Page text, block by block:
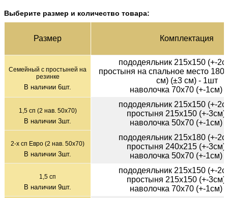
Выберите размер и количество товара:
Раз­мер Ком­плек­тация
Семейный с простыней на
резинке
В наличии 6шт.
пододеяльник 215х150 (+-
простыня на спальное место
см) (±3 см) - 1шт
наволочка 70х70 (+-1см)
1,5 сп (2 нав. 50х70)
В наличии 3шт.
пододеяльник 215х150 (+-
простыня 215х150 (+-3см)
наволочка 50х70 (+-1см)
2-х сп Евро (2 нав. 50х70)
В наличии 3шт.
пододеяльник 215х180 (+-
простыня 240х215 (+-3см)
наволочка 50х70 (+-1см)
1,5 сп
В наличии 9шт.
пододеяльник 215х150 (+-
простыня 215х150 (+-3см)
наволочка 70х70 (+-1см)